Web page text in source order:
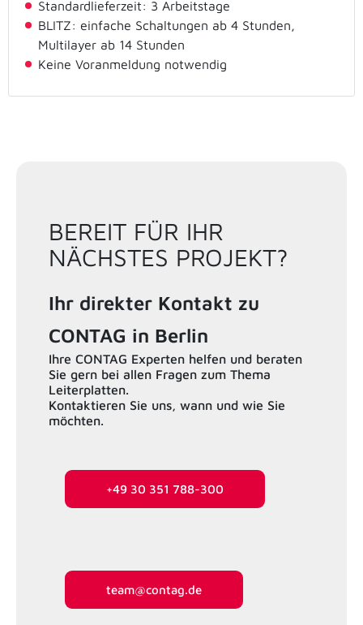
Standardlieferzeit: 3 Arbeitstage
BLITZ: einfache Schaltungen ab 4 Stunden,
Multilayer ab 14 Stunden
Keine Voranmeldung notwendig
BEREIT FÜR IHR
NÄCHSTES PROJEKT?
Ihr direkter Kontakt zu
CONTAG in Berlin
Ihre CONTAG Experten helfen und beraten
Sie gern bei allen Fragen zum Thema
Leiterplatten.
Kontaktieren Sie uns, wann und wie Sie
möchten.
+49 30 351 788-300
team@contag.de